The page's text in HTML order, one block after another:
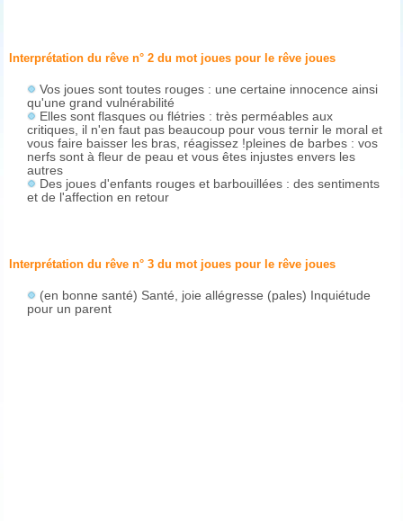
Interprétation du rêve n° 2 du mot joues pour le rêve joues
Vos joues sont toutes rouges : une certaine innocence ainsi
qu'une grand vulnérabilité
Elles sont flasques ou flétries : très perméables aux
critiques, il n'en faut pas beaucoup pour vous ternir le moral et
vous faire baisser les bras, réagissez !pleines de barbes : vos
nerfs sont à fleur de peau et vous êtes injustes envers les
autres
Des joues d'enfants rouges et barbouillées : des sentiments
et de l'affection en retour
Interprétation du rêve n° 3 du mot joues pour le rêve joues
(en bonne santé) Santé, joie allégresse (pales) Inquiétude
pour un parent